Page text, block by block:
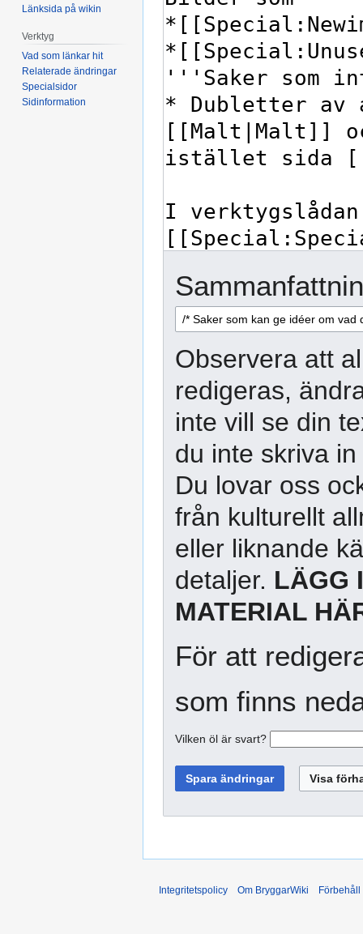
Observera att
redigeras,
inte vill se din
du inte skriva
Du lovar oss
från kulturellt
eller liknande
detaljer. LÄGG
MATERIAL
För att
som finns
Vilken öl är svart?
Länksida på wikin
Verktyg
Vad som länkar hit
Relaterade ändringar
Specialsidor
Sidinformation
Integritetspolicy Om BryggarWiki Förbehåll